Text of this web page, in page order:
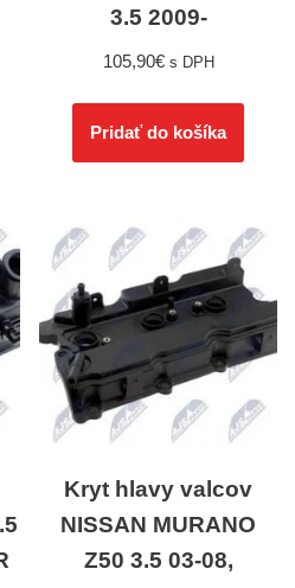
3.5 2009-
105,90€ s DPH
Pridať do košíka
Kryt hlavy valcov
NISSAN MURANO
Z50 3.5 03-08,